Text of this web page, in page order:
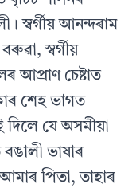
স্বৰ্গীয় আনন্দৰাম
স্বৰ্গীয়
আপ্ৰাণ চেষ্টাত
শেহ ভাগত
দিলে যে অসমীয়া
ভাষাৰ
পিতা, তাহাৰ